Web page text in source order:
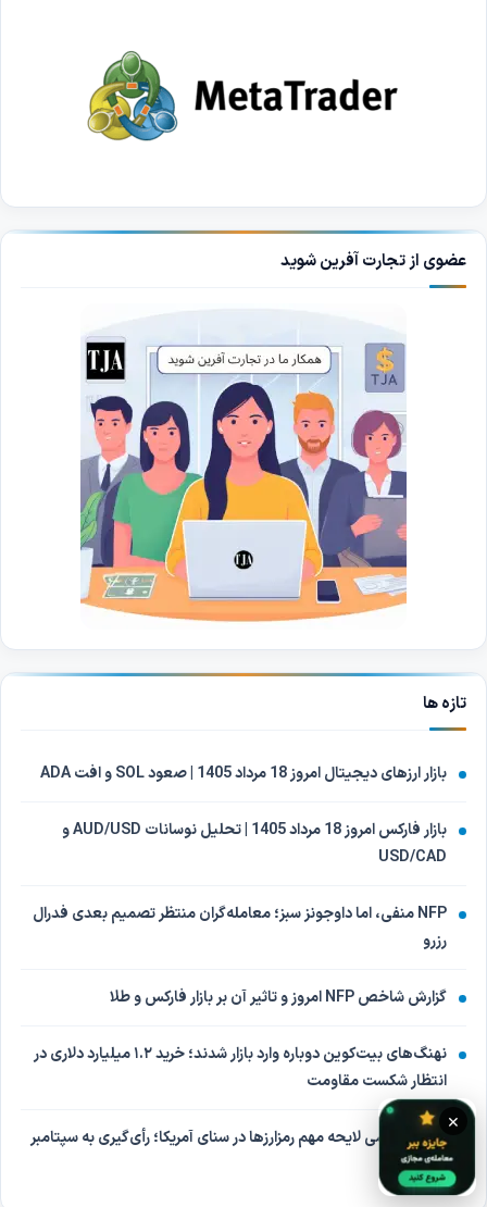
عضوی از تجارت آفرین شوید
تازه ها
بازار ارزهای دیجیتال امروز 18 مرداد 1405 | صعود SOL و افت ADA
بازار فارکس امروز 18 مرداد 1405 | تحلیل نوسانات AUD/USD و
USD/CAD
NFP منفی، اما داوجونز سبز؛ معامله‌گران منتظر تصمیم بعدی فدرال
رزرو
گزارش شاخص NFP امروز و تاثیر آن بر بازار فارکس و طلا
نهنگ‌های بیت‌کوین دوباره وارد بازار شدند؛ خرید ۱.۲ میلیارد دلاری در
انتظار شکست مقاومت
تعویق بررسی لایحه مهم رمزارزها در سنای آمریکا؛ رأی‌گیری به سپتامبر
موکول شد
×